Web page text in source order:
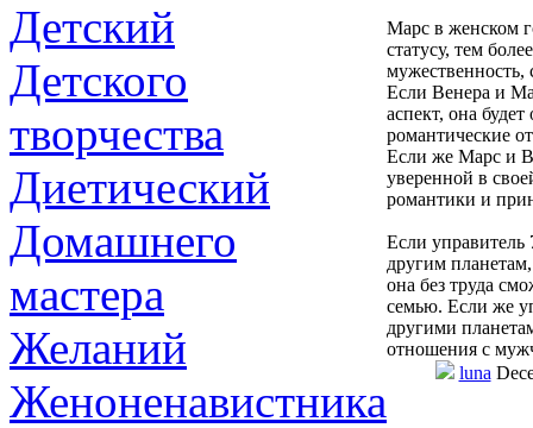
Детский
Детского
творчества
Диетический
Домашнего
мастера
Желаний
Женоненавистника
Марс в женском
статусу, тем
Если Венера и
аспект, она
романтические
Если же Марс и
уверенной в
романтики и
Если управитель
другим
она без труда
семью. Если же
другими
отношения с
luna